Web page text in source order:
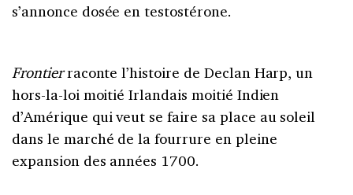
s’annonce dosée en testostérone.
Frontierraconte l’histoire de Declan Harp, un
hors-la-loi moitié Irlandais moitié Indien
d’Amérique qui veut se faire sa place au soleil
dans le marché de la fourrure en pleine
expansion des années 1700.